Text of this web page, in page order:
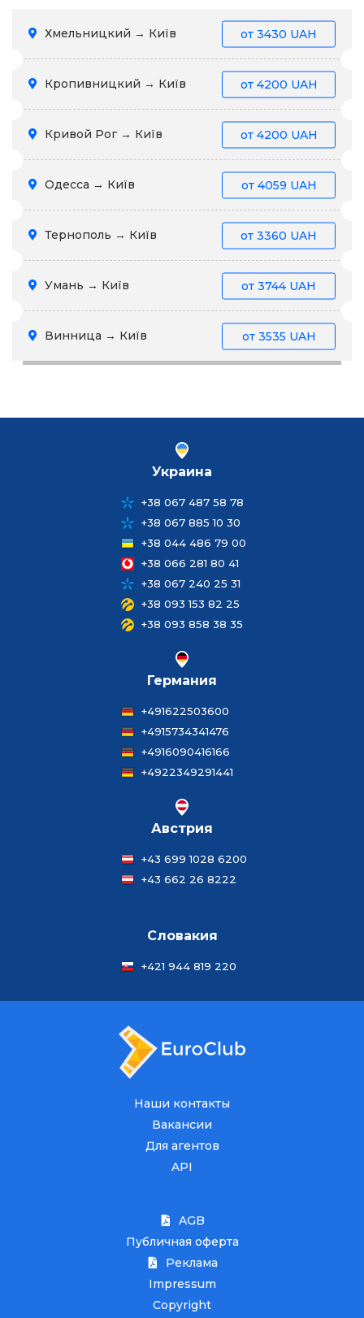
Хмельницкий → Київ от 3430 UAH
Кропивницкий → Київ от 4200 UAH
Кривой Рог → Київ от 4200 UAH
Одесса → Київ от 4059 UAH
Тернополь → Київ от 3360 UAH
Умань → Київ от 3744 UAH
Винница → Київ от 3535 UAH
Украина
+38 067 487 58 78
+38 067 885 10 30
+38 044 486 79 00
+38 066 281 80 41
+38 067 240 25 31
+38 093 153 82 25
+38 093 858 38 35
Германия
+491622503600
+4915734341476
+4916090416166
+4922349291441
Австрия
+43 699 1028 6200
+43 662 26 8222
Словакия
+421 944 819 220
Наши контакты
Вакансии
Для агентов
API
AGB
Публичная оферта
Реклама
Impressum
Copyright